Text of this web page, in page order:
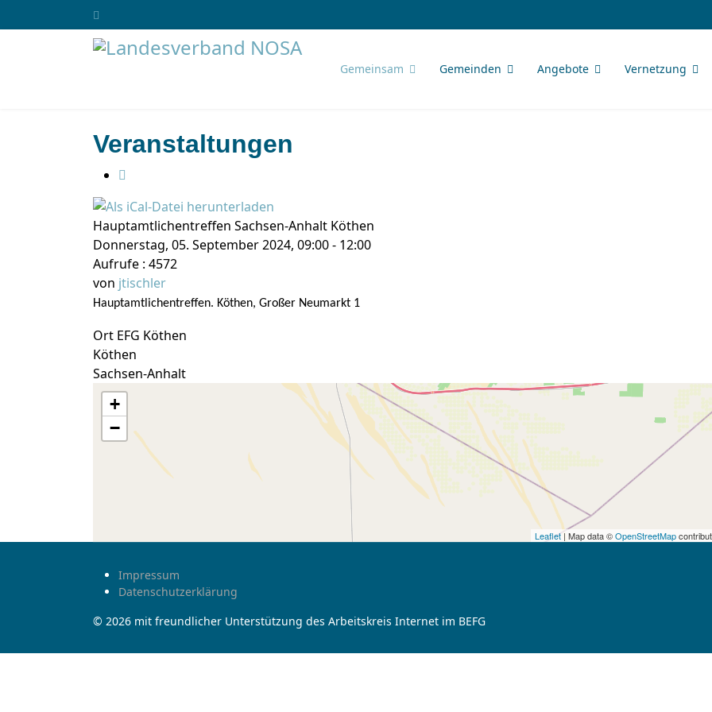
Gemeinsam Gemeinden Angebote Vernetzung
Veranstaltungen
Hauptamtlichentreffen Sachsen-Anhalt Köthen
Donnerstag, 05. September 2024, 09:00 - 12:00
Aufrufe : 4572
von jtischler
Hauptamtlichentreffen. Köthen, Großer Neumarkt 1
Ort EFG Köthen
Köthen
Sachsen-Anhalt
+
−
Leaflet| Map data ©OpenStreetMap
Impressum
Datenschutzerklärung
© 2026 mit freundlicher Unterstützung des Arbeitskreis Internet im BEFG